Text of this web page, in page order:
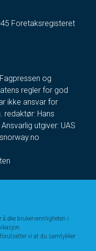
Foretaksregisteret
og
regler for god
ikke ansvar for
redaktør: Hans
utgiver: UAS
øke brukervennligheten i
vi at du samtykker